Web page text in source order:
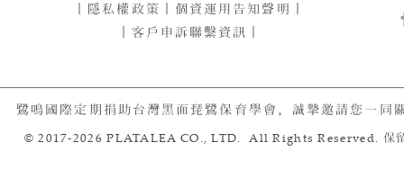
｜ 隱私權政策 ｜ 個資運用告知聲明 ｜
｜客戶申訴聯繫資訊｜
鷺鳴國際定期捐助台灣黑面琵鷺保育學會，誠摯邀請您一同
© 2017-2026 PLATALEA CO., LTD. All Rights Reserved. 保